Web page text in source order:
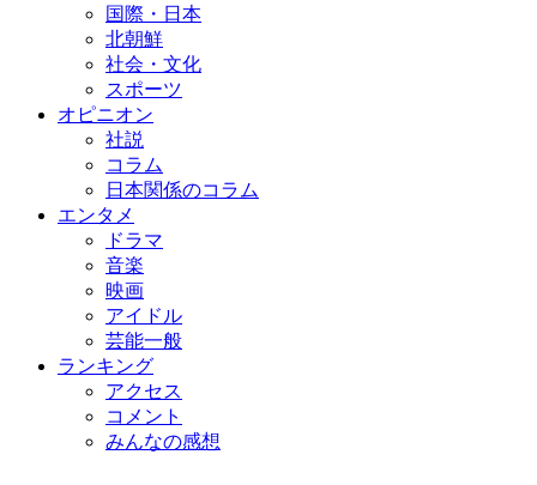
国際・日本
北朝鮮
社会・文化
スポーツ
オピニオン
社説
コラム
日本関係のコラム
エンタメ
ドラマ
音楽
映画
アイドル
芸能一般
ランキング
アクセス
コメント
みんなの感想